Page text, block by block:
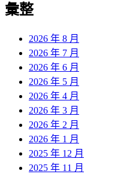
彙整
2026 年 8 月
2026 年 7 月
2026 年 6 月
2026 年 5 月
2026 年 4 月
2026 年 3 月
2026 年 2 月
2026 年 1 月
2025 年 12 月
2025 年 11 月